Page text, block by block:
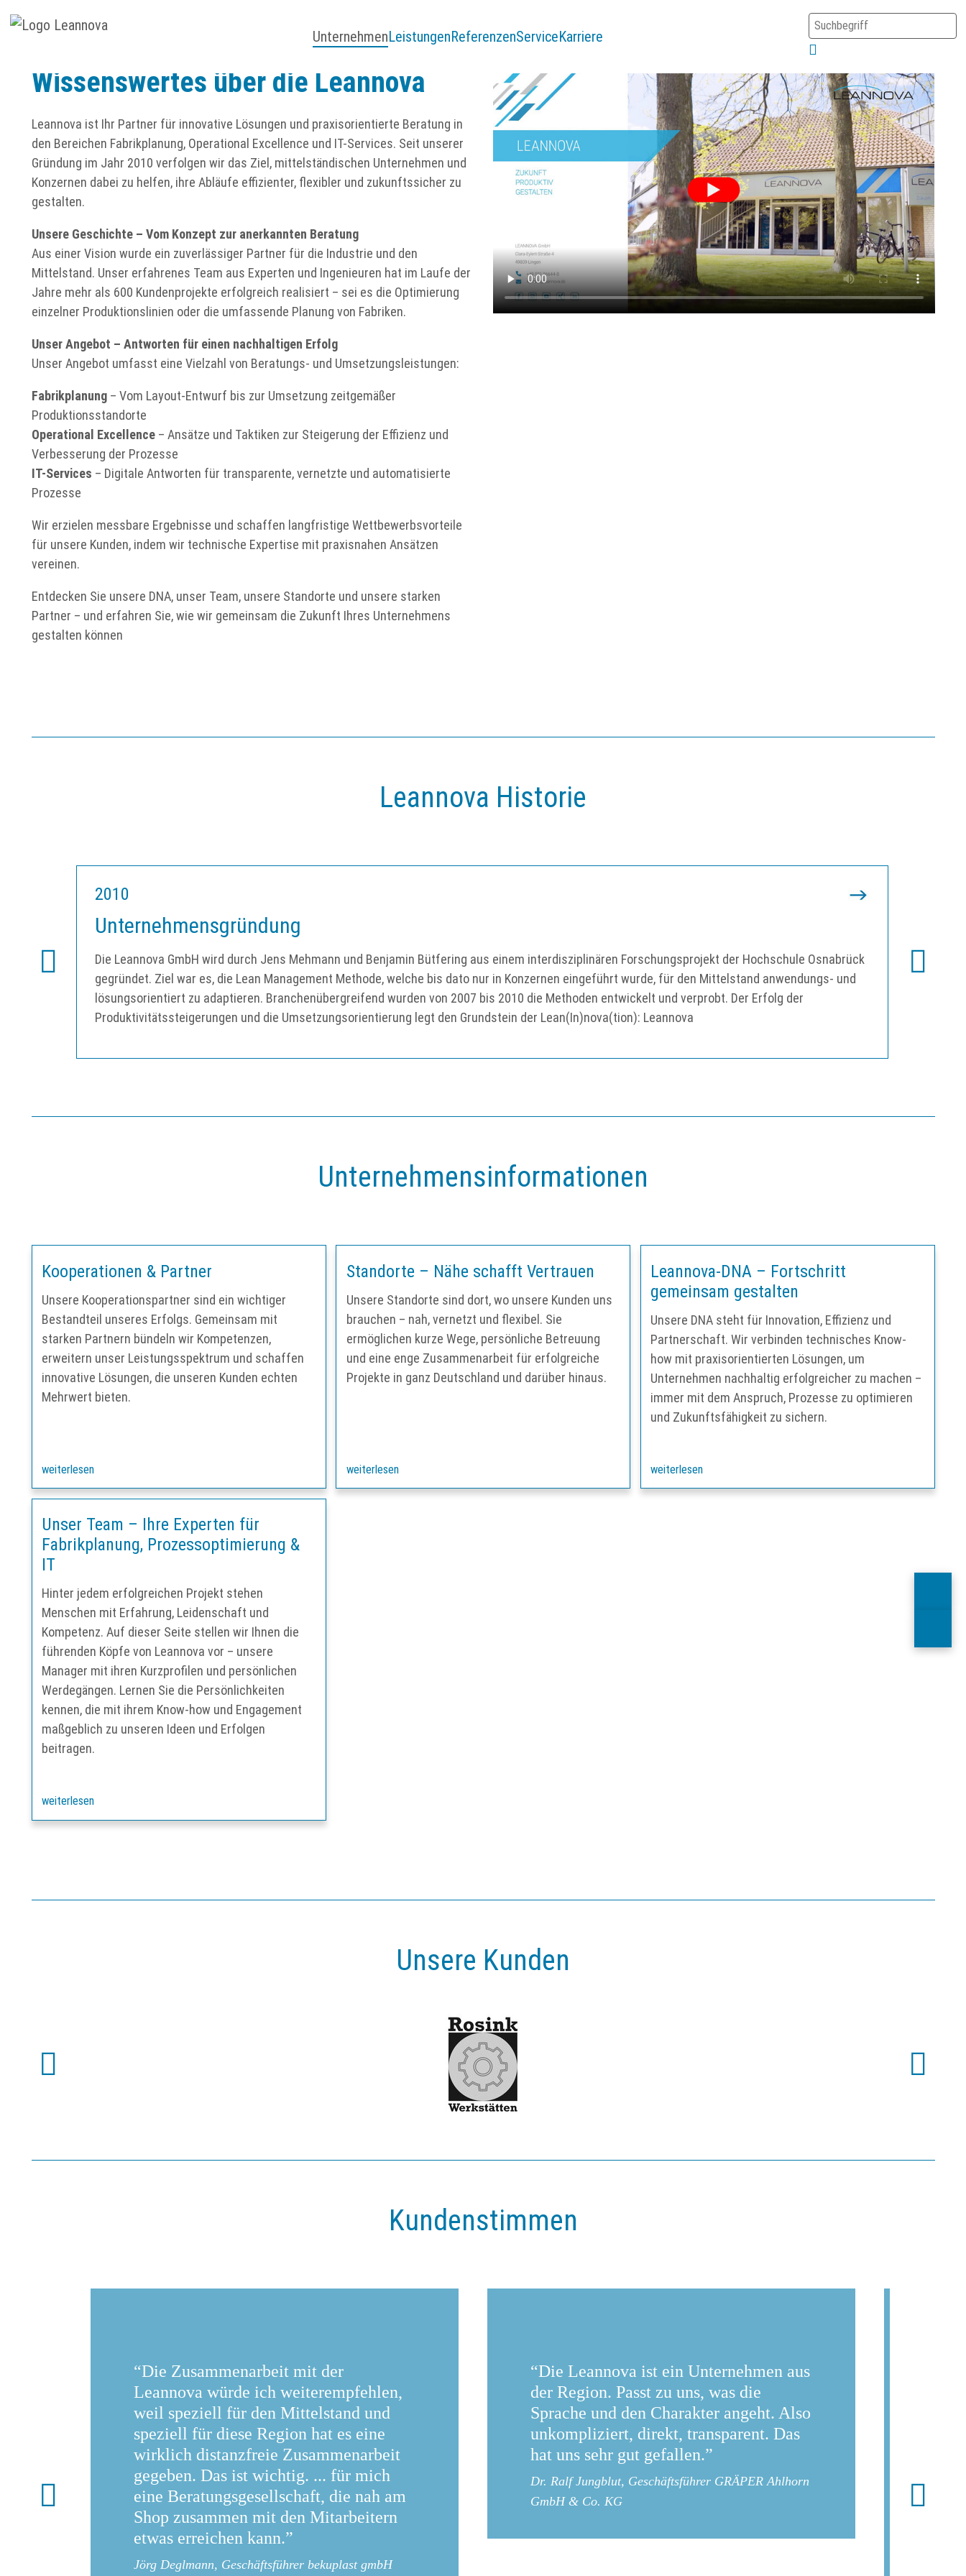
UnternehmenLeistungenReferenzenServiceKarriere
Start Unternehmen
Wissenswertes über die Leannova
Leannova ist Ihr Partner für innovative Lösungen und praxisorientierte Beratung in
den Bereichen Fabrikplanung, Operational Excellence und IT-Services. Seit unserer
Gründung im Jahr 2010 verfolgen wir das Ziel, mittelständischen Unternehmen und
Konzernen dabei zu helfen, ihre Abläufe effizienter, flexibler und zukunftssicher zu
gestalten.
Unsere Geschichte – Vom Konzept zur anerkannten Beratung
Aus einer Vision wurde ein zuverlässiger Partner für die Industrie und den
Mittelstand. Unser erfahrenes Team aus Experten und Ingenieuren hat im Laufe der
Jahre mehr als 600 Kundenprojekte erfolgreich realisiert – sei es die Optimierung
einzelner Produktionslinien oder die umfassende Planung von Fabriken.
Unser Angebot – Antworten für einen nachhaltigen Erfolg
Unser Angebot umfasst eine Vielzahl von Beratungs- und Umsetzungsleistungen:
Fabrikplanung– Vom Layout-Entwurf bis zur Umsetzung zeitgemäßer
Produktionsstandorte
Operational Excellence– Ansätze und Taktiken zur Steigerung der Effizienz und
Verbesserung der Prozesse
IT-Services – Digitale Antworten für transparente, vernetzte und automatisierte
Prozesse
Wir erzielen messbare Ergebnisse und schaffen langfristige Wettbewerbsvorteile
für unsere Kunden, indem wir technische Expertise mit praxisnahen Ansätzen
vereinen.
Entdecken Sie unsere DNA, unser Team, unsere Standorte und unsere starken
Partner – und erfahren Sie, wie wir gemeinsam die Zukunft Ihres Unternehmens
gestalten können
Leannova Historie
2010
Unternehmensgründung
Die Leannova GmbH wird durch Jens Mehmann und Benjamin Bütfering aus einem interdisziplinären Forschungsprojekt der Hochschule Osnabrück
gegründet. Ziel war es, die Lean Management Methode, welche bis dato nur in Konzernen eingeführt wurde, für den Mittelstand anwendungs- und
lösungsorientiert zu adaptieren. Branchenübergreifend wurden von 2007 bis 2010 die Methoden entwickelt und verprobt. Der Erfolg der
Produktivitätssteigerungen und die Umsetzungsorientierung legt den Grundstein der Lean(In)nova(tion): Leannova
Unternehmensinformationen
Kooperationen & Partner
Unsere Kooperationspartner sind ein wichtiger
Bestandteil unseres Erfolgs. Gemeinsam mit
starken Partnern bündeln wir Kompetenzen,
erweitern unser Leistungsspektrum und schaffen
innovative Lösungen, die unseren Kunden echten
Mehrwert bieten.
weiterlesen
Standorte – Nähe schafft Vertrauen
Unsere Standorte sind dort, wo unsere Kunden uns
brauchen – nah, vernetzt und flexibel. Sie
ermöglichen kurze Wege, persönliche Betreuung
und eine enge Zusammenarbeit für erfolgreiche
Projekte in ganz Deutschland und darüber hinaus.
weiterlesen
Leannova-DNA – Fortschritt
gemeinsam gestalten
Unsere DNA steht für Innovation, Effizienz und
Partnerschaft. Wir verbinden technisches Know-
how mit praxisorientierten Lösungen, um
Unternehmen nachhaltig erfolgreicher zu machen –
immer mit dem Anspruch, Prozesse zu optimieren
und Zukunftsfähigkeit zu sichern.
weiterlesen
Unser Team – Ihre Experten für
Fabrikplanung, Prozessoptimierung &
IT
Hinter jedem erfolgreichen Projekt stehen
Menschen mit Erfahrung, Leidenschaft und
Kompetenz. Auf dieser Seite stellen wir Ihnen die
führenden Köpfe von Leannova vor – unsere
Manager mit ihren Kurzprofilen und persönlichen
Werdegängen. Lernen Sie die Persönlichkeiten
kennen, die mit ihrem Know-how und Engagement
maßgeblich zu unseren Ideen und Erfolgen
beitragen.
weiterlesen
Unsere Kunden
Kundenstimmen
“Die Zusammenarbeit mit der
Leannova würde ich weiterempfehlen,
weil speziell für den Mittelstand und
speziell für diese Region hat es eine
wirklich distanzfreie Zusammen­arbeit
gegeben. Das ist wichtig. ... für mich
eine Beratungsgesellschaft, die nah am
Shop zusammen mit den Mitarbeitern
etwas erreichen kann.”
Jörg Deglmann, Geschäftsführer bekuplast gmbH
“Die Leannova ist ein Unternehmen aus
der Region. Passt zu uns, was die
Sprache und den Charakter angeht. Also
unkompliziert, direkt, transparent. Das
hat uns sehr gut gefallen.”
Dr. Ralf Jungblut, Geschäftsführer GRÄPER Ahlhorn
GmbH & Co. KG